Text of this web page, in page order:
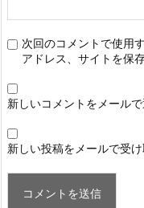
次回のコメントで使用
アドレス、サイトを保存
新しいコメントをメール
新しい投稿をメールで受